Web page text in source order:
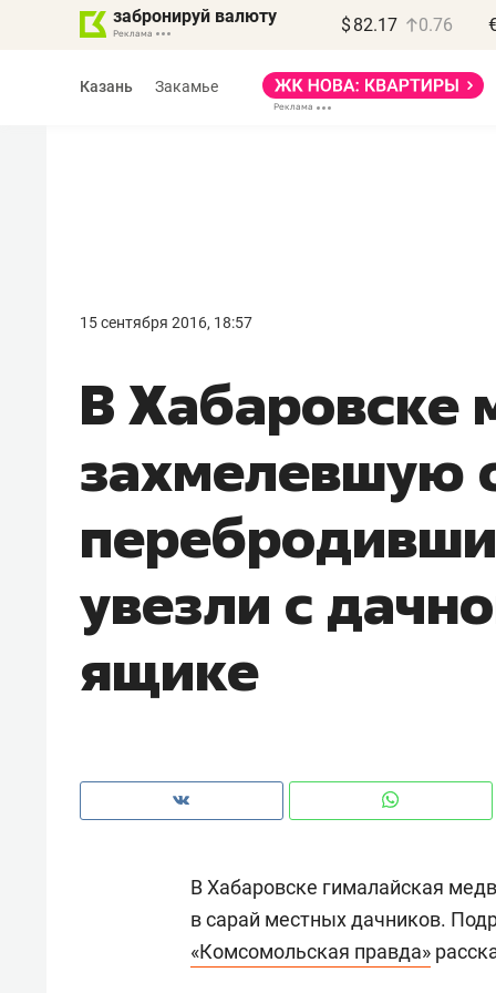
забронируй валюту $ 82.17 0.76
Казань Закамье
15 сентября 2016, 18:57
В Хабаровске
захмелевшую
увезли с
ящике
В Хабаровске гималайская
в сарай местных дачников.
«Комсомольская правда»
правил, бизнес может
потерять минимум
Как бизнесу выйти на зарубежные
рынки, почему надо знать
чем интересен Оман?
Рекомендуем
Как ГК «МИР ГРУПП» и ВТБ
создают оазис жилого
150
ID